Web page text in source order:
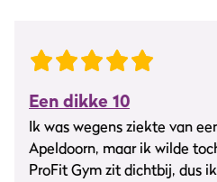
Een dikke 10
Ik was wegens ziekte van
Apeldoorn, maar ik wilde
ProFit Gym zit dichtbij, dus